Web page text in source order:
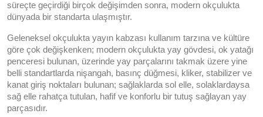
süreçte geçirdiği birçok değişimden sonra, modern okçulukta
dünyada bir standarta ulaşmıştır.
Geleneksel okçulukta yayın kabzası kullanım tarzına ve kültüre
göre çok değişkenken; modern okçulukta yay gövdesi, ok yatağı
penceresi bulunan, üzerinde yay parçalarını takmak üzere yine
belli standartlarda nişangah, basınç düğmesi, kliker, stabilizer ve
kanat giriş noktaları bulunan; sağlaklarda sol elle, solaklardaysa
sağ elle rahatça tutulan, hafif ve konforlu bir tutuş sağlayan yay
parçasıdır.